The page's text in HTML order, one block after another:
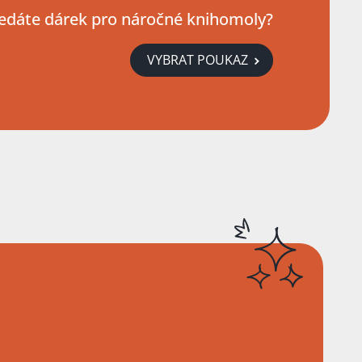
dárek pro náročné knihomoly?
VYBRAT POUKAZ